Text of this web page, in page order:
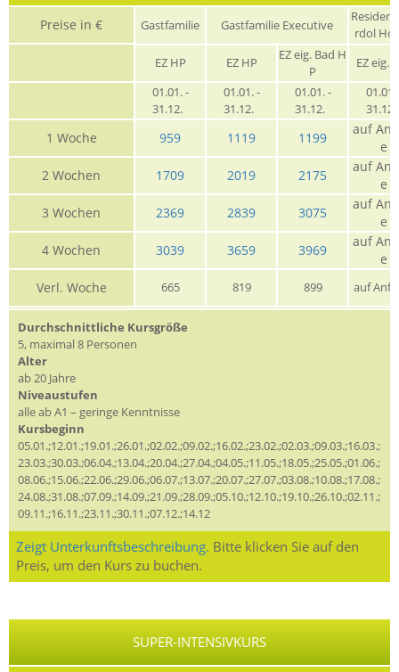
Preise in € Gastfamilie Gastfamilie Executive
rdol
EZ HP
EZ HP
EZ eig. Bad H
P
EZ eig.
01.01. -
31.12.
01.01. -
31.12.
01.01. -
31.12.
01.01.
1 Woche 959 1119 1199
auf
e
2 Wochen
1709 2019 2175
auf
e
3 Wochen
2369 2839 3075
auf
e
4 Wochen
3039 3659 3969
auf
e
Verl. Woche
665 819 899 auf
Durchschnittliche Kursgröße
5, maximal 8 Personen
Alter
ab 20 Jahre
Niveaustufen
alle ab A1 – geringe Kenntnisse
Kursbeginn
05.01.;12.01.;19.01.;26.01.;02.02.;09.02.;16.02.;23.02.;02.03.;09.03.;16.03.;
23.03.;30.03.;06.04.;13.04.;20.04.;27.04.;04.05.;11.05.;18.05.;25.05.;01.06.;
08.06.;15.06.;22.06.;29.06.;06.07.;13.07.;20.07.;27.07.;03.08.;10.08.;17.08.;
24.08.;31.08.;07.09.;14.09.;21.09.;28.09.;05.10.;12.10.;19.10.;26.10.;02.11.;
09.11.;16.11.;23.11.;30.11.;07.12.;14.12
Zeigt Unterkunftsbeschreibung. Bitte klicken Sie auf den
Preis, um den Kurs zu buchen.
SUPER-INTENSIVKURS